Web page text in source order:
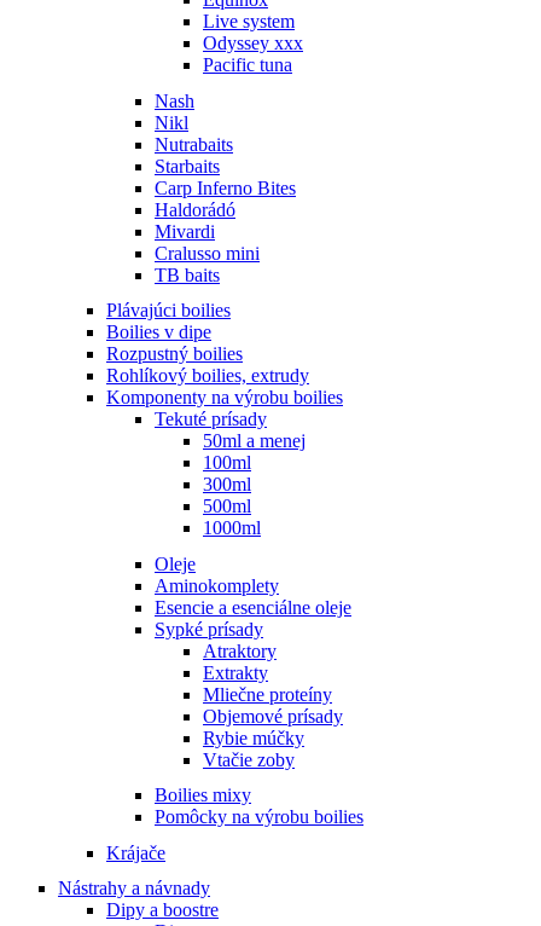
Live system
Odyssey xxx
Pacific tuna
Nash
Nikl
Nutrabaits
Starbaits
Carp Inferno Bites
Haldorádó
Mivardi
Cralusso mini
TB baits
Plávajúci boilies
Boilies v dipe
Rozpustný boilies
Rohlíkový boilies, extrudy
Komponenty na výrobu boilies
Tekuté prísady
50ml a menej
100ml
300ml
500ml
1000ml
Oleje
Aminokomplety
Esencie a esenciálne oleje
Sypké prísady
Atraktory
Extrakty
Mliečne proteíny
Objemové prísady
Rybie múčky
Vtačie zoby
Boilies mixy
Pomôcky na výrobu boilies
Krájače
Nástrahy a návnady
Dipy a boostre